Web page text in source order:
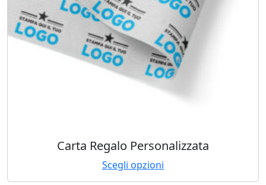
Carta Regalo Personalizzata
Scegli opzioni